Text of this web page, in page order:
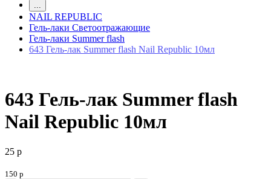
...
NAIL REPUBLIC
Гель-лаки Светоотражающие
Гель-лаки Summer flash
643 Гель-лак Summer flash Nail Republic 10мл
643 Гель-лак Summer flash
Nail Republic 10мл
25 р
150 р